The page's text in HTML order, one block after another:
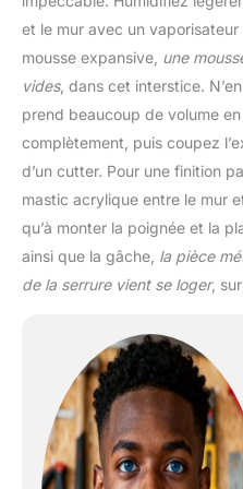
et le mur avec un vaporisateur
mousse expansive, une
vides, dans cet interstice.
prend beaucoup de volume
complètement, puis coupez
d’un cutter. Pour une finition
mastic acrylique entre le mur
qu’à monter la poignée et la
ainsi que la gâche, la pièce
de la serrure vient se loger,